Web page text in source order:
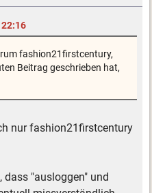
fashion21firstcentury,
Beitrag geschrieben hat,
nur fashion21firstcentury
dass "ausloggen" und